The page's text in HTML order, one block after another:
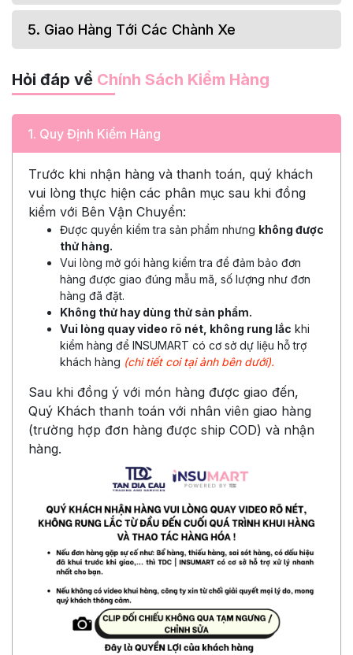
5. Giao Hàng Tới Các Chành Xe
Hỏi đáp về Chính Sách Kiểm Hàng
1. Quy Định Kiểm Hàng
Trước khi nhận hàng và thanh toán, quý khách
vui lòng thực hiện các phân mục sau khi đồng
kiểm với Bên Vận Chuyển:
Được quyền kiểm tra sản phẩm nhưng không được
thử hàng.
Vui lòng mở gói hàng kiểm tra để đảm bảo đơn
hàng được giao đúng mẫu mã, số lượng như đơn
hàng đã đặt.
Không thử hay dùng thử sản phẩm.
Vui lòng quay video rõ nét, không rung lắc khi
kiểm hàng để INSUMART có cơ sở dự liệu hỗ trợ
khách hàng (chi tiết coi tại ảnh bên dưới).
Sau khi đồng ý với món hàng được giao đến,
Quý Khách thanh toán với nhân viên giao hàng
(trường hợp đơn hàng được ship COD) và nhận
hàng.